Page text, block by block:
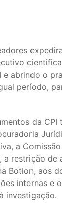
e abrindo o
período,
da CPI
a
a restrição de
Botion, aos
internas e
investigação.